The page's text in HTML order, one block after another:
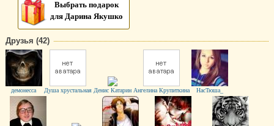
Выбрать подарок
для Дарина Якушко
Друзья (42)
демонесса Душа хрустальная Денис Катарин Ангелина Крупиткина НасТюша_